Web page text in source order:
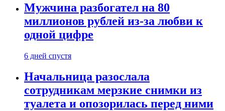
Мужчина разбогател на 80
миллионов рублей из-за любви к
одной цифре
6 дней спустя
Начальница разослала
сотрудникам мерзкие снимки из
туалета и опозорилась перед ними